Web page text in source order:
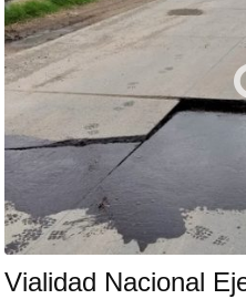
Vialidad Nacional